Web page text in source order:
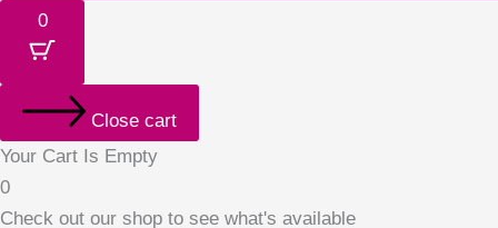
0
Close cart
Your Cart Is Empty
0
Check out our shop to see what's available